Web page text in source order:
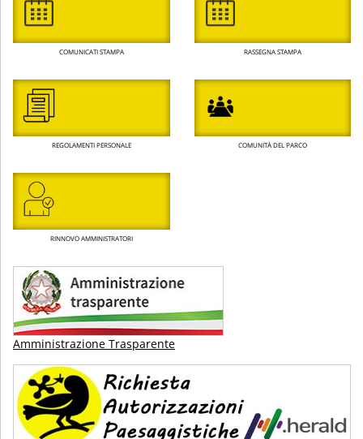
COMUNICATI STAMPA RASSEGNA STAMPA
REGOLAMENTI PERSONALE COMUNITÀ DEL PARCO
RINNOVO AMMINISTRATORI
Amministrazione Trasparente